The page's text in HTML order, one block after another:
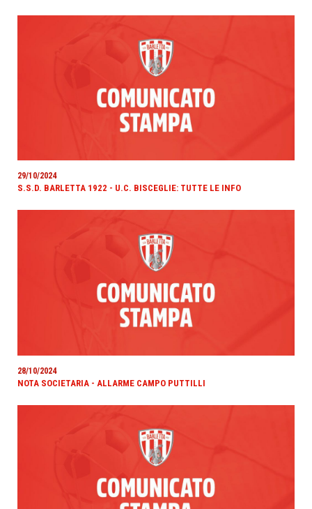
29/10/2024
S.S.D. BARLETTA 1922 - U.C. BISCEGLIE: TUTTE LE INFO
28/10/2024
NOTA SOCIETARIA - ALLARME CAMPO PUTTILLI